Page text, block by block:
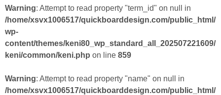
Warning: Attempt to read property "term_id" on null in
/home/xsvx1006517/quickboarddesign.com/public_html/
wp-
content/themes/keni80_wp_standard_all_202507221609/
keni/common/keni.php on line 859
Warning: Attempt to read property "name" on null in
/home/xsvx1006517/quickboarddesign.com/public_html/